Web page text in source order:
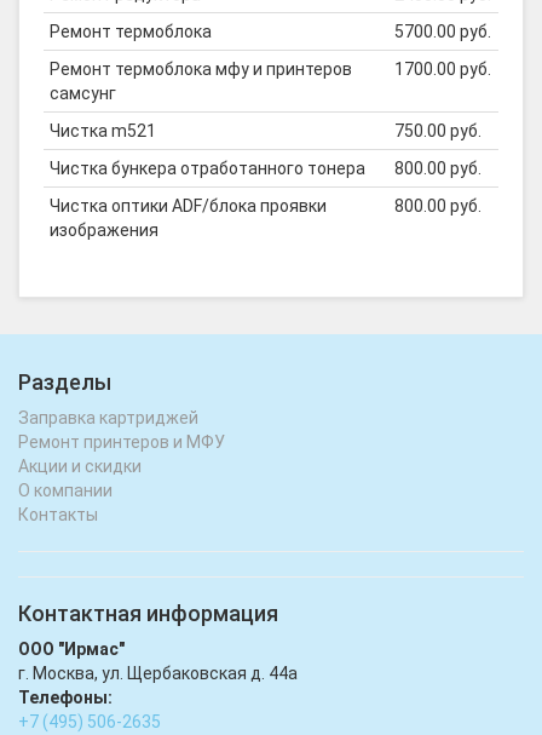
Ремонт термоблока
5700.00 руб.
Ремонт термоблока мфу и принтеров
самсунг
1700.00 руб.
Чистка m521
750.00 руб.
Чистка бункера отработанного тонера
800.00 руб.
Чистка оптики ADF/блока проявки
изображения
800.00 руб.
Разделы
Заправка картриджей
Ремонт принтеров и МФУ
Акции и скидки
О компании
Контакты
Контактная информация
ООО "Ирмас"
г. Москва, ул. Щербаковская д. 44а
Телефоны:
+7 (495) 506-2635